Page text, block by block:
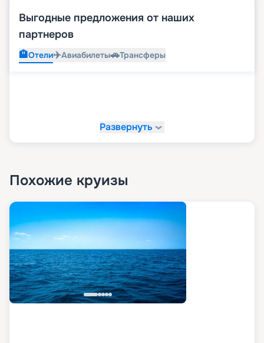
Выгодные предложения от наших
партнеров
🏨Отели✈️Авиабилеты🚗Трансферы
Развернуть
Похожие круизы